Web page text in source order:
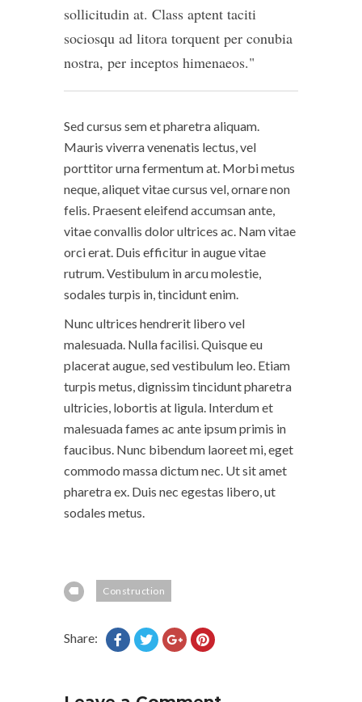
sollicitudin at. Class aptent taciti
sociosqu ad litora torquent per conubia
nostra, per inceptos himenaeos.
Sed cursus sem et pharetra aliquam.
Mauris viverra venenatis lectus, vel
porttitor urna fermentum at. Morbi metus
neque, aliquet vitae cursus vel, ornare non
felis. Praesent eleifend accumsan ante,
vitae convallis dolor ultrices ac. Nam vitae
orci erat. Duis efficitur in augue vitae
rutrum. Vestibulum in arcu molestie,
sodales turpis in, tincidunt enim.
Nunc ultrices hendrerit libero vel
malesuada. Nulla facilisi. Quisque eu
placerat augue, sed vestibulum leo. Etiam
turpis metus, dignissim tincidunt pharetra
ultricies, lobortis at ligula. Interdum et
malesuada fames ac ante ipsum primis in
faucibus. Nunc bibendum laoreet mi, eget
commodo massa dictum nec. Ut sit amet
pharetra ex. Duis nec egestas libero, ut
sodales metus.
Construction
Share: